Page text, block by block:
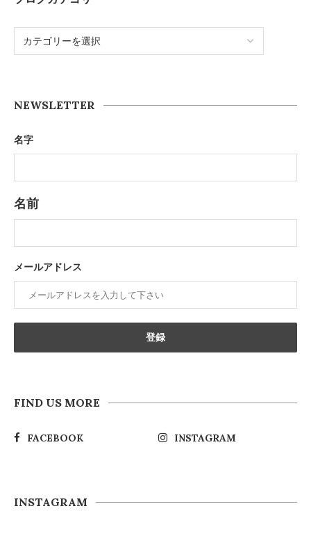
NEWSLETTER
名字
名前
メールアドレス
FIND US MORE
FACEBOOK INSTAGRAM
INSTAGRAM